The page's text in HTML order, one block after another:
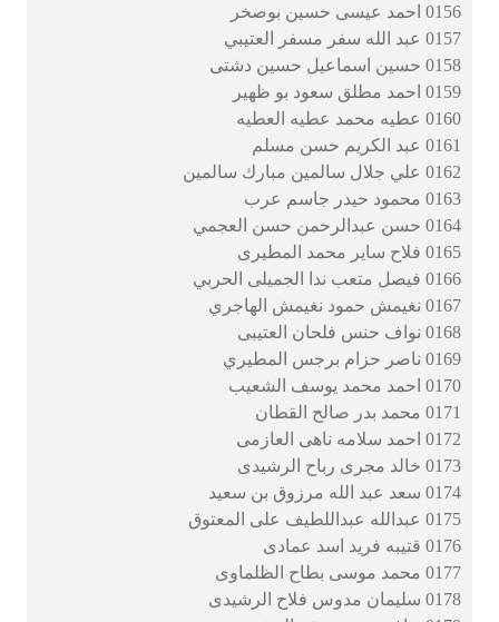
0156 احمد عيسى حسين بوصخر
0157 عبد الله سفر مسفر العتيبي
0158 حسين اسماعيل حسين دشتى
0159 احمد مطلق سعود بو ظهير
0160 عطيه محمد عطيه العطيه
0161 عبد الكريم حسن مسلم
0162 علي جلال سالمين مبارك سالمين
0163 محمود حيدر جاسم عرب
0164 حسن عبدالرحمن حسن العجمي
0165 فلاح ساير محمد المطيرى
0166 فيصل متعب ندا الجميلى الحربي
0167 نغيمش حمود نغيمش الهاجري
0168 نواف حنس فلحان العتيبى
0169 ناصر حزام برجس المطيري
0170 احمد محمد يوسف الشعيب
0171 محمد بدر صالح القطان
0172 احمد سلامه ناهى العازمى
0173 خالد مجرى رباح الرشيدى
0174 سعد عبد الله مرزوق بن سعيد
0175 عبدالله عبداللطيف على المعتوق
0176 قتيبه فريد اسد عمادى
0177 محمد موسى بطاح الظلماوى
0178 سليمان مدوس فلاح الرشيدى